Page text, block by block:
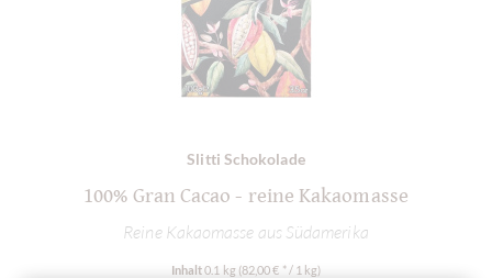
Slitti Schokolade
100% Gran Cacao - reine Kakaomasse
Reine Kakaomasse aus Südamerika
Inhalt0.1 kg (82,00 € * / 1 kg)